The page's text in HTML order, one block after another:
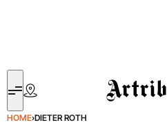
Artribune
HOME›DIETER ROTH